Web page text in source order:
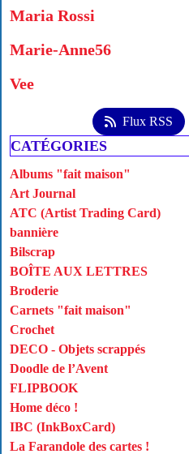
Maria Rossi
Marie-Anne56
Vee
Flux RSS
CATÉGORIES
Albums "fait maison"
Art Journal
ATC (Artist Trading Card)
bannière
Bilscrap
BOÎTE AUX LETTRES
Broderie
Carnets "fait maison"
Crochet
DECO - Objets scrappés
Doodle de l’Avent
FLIPBOOK
Home déco !
IBC (InkBoxCard)
La Farandole des cartes !